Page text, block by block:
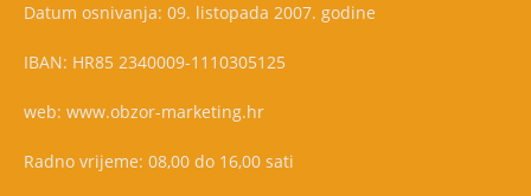
Datum osnivanja: 09. listopada 2007. godine
IBAN: HR85 2340009-1110305125
web: www.obzor-marketing.hr
Radno vrijeme: 08,00 do 16,00 sati